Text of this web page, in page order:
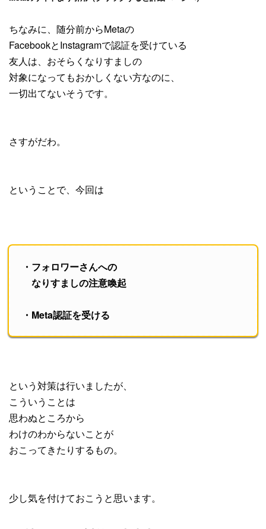
ちなみに、随分前からMetaの
FacebookとInstagramで認証を受けている
友人は、おそらくなりすましの
対象になってもおかしくない方なのに、
一切出てないそうです。
さすがだわ。
ということで、今回は
・フォロワーさんへの
なりすましの注意喚起
・Meta認証を受ける
という対策は行いましたが、
こういうことは
思わぬところから
わけのわからないことが
おこってきたりするもの。
少し気を付けておこうと思います。